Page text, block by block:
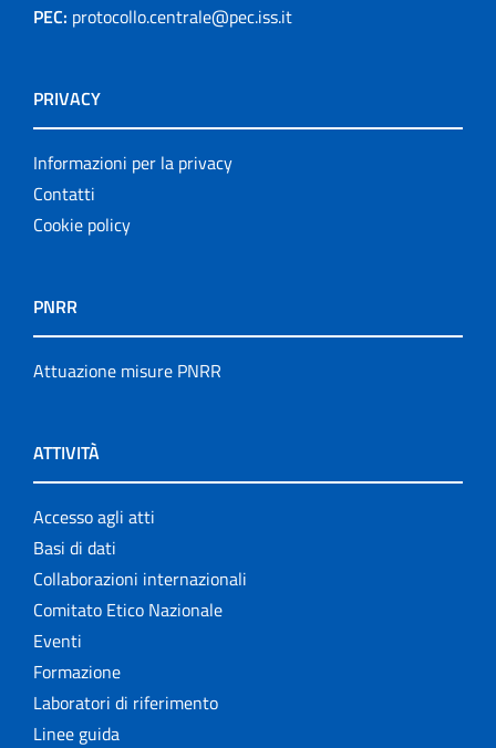
PEC: protocollo.centrale@pec.iss.it
PRIVACY
Informazioni per la privacy
Contatti
Cookie policy
PNRR
Attuazione misure PNRR
ATTIVITÀ
Accesso agli atti
Basi di dati
Collaborazioni internazionali
Comitato Etico Nazionale
Eventi
Formazione
Laboratori di riferimento
Linee guida